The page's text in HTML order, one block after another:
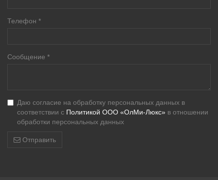
Телефон *
Сообщение *
Даю согласие на обработку персональных данных в
соответствии с Политикой ООО «ОлМи-Люкс» в отношении
обработки персональных данных
Отправить